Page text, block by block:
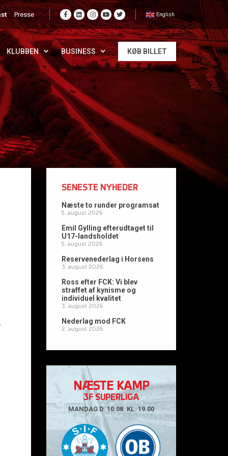
Presse English
KLUBBEN BUSINESS KØB BILLET
SENESTE NYHEDER
Næste to runder programsat
5. august 2026
Emil Gylling efterudtaget til
U17-landsholdet
5. august 2026
Reservenederlag i Horsens
3. august 2026
Ross efter FCK: Vi blev
straffet af kynisme og
individuel kvalitet
3. august 2026
Nederlag mod FCK
2. august 2026
NÆSTE KAMP
3F SUPERLIGA
MANDAG D. 10.08. KL. 19.00